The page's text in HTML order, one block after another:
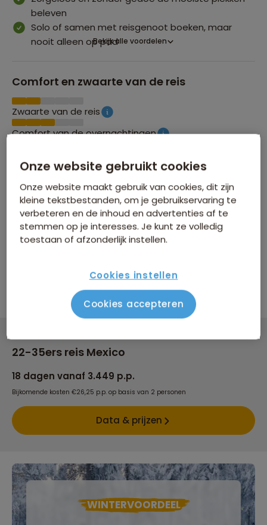
beleven
Solo of samen met reisgenoot boeken, maar
nooit alleen op padBekijk alle voordelen
Comfort en zwaarte van de reis
Zwaarte van de reis
Comfort van de overnachtingen
Groepsgrootte
Maximaal 20 personen
SAWADEAL KORTING TOT € 100
Profiteer nu van tijdelijke korting op vertrek:
Donderdag 17 sep Donderdag 26 nov
22-35ers reis Mexico
18 dagen vanaf 3.449 p.p.
Bijkomende kosten €26,25 p.p. op basis van 2 personen
Data & prijzen
WINTERVOORDEEL
Onze website gebruikt cookies
Onze website maakt gebruik van cookies, dit zijn
kleine tekstbestanden, om je gebruikservaring te
verbeteren en de inhoud en advertenties af te
stemmen op je interesses. Je kunt ze volledig
toestaan of afzonderlijk instellen.
Cookies instellen
Cookies accepteren